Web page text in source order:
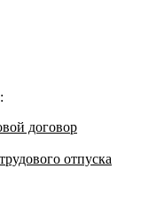
договор
отпуска